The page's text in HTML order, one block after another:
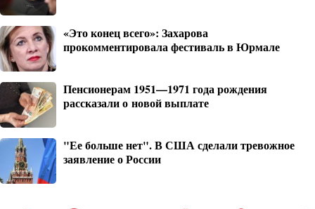
«Это конец всего»: Захарова
прокомментировала фестиваль в Юрмале
Пенсионерам 1951—1971 года рождения
рассказали о новой выплате
"Ее больше нет". В США сделали тревожное
заявление о России